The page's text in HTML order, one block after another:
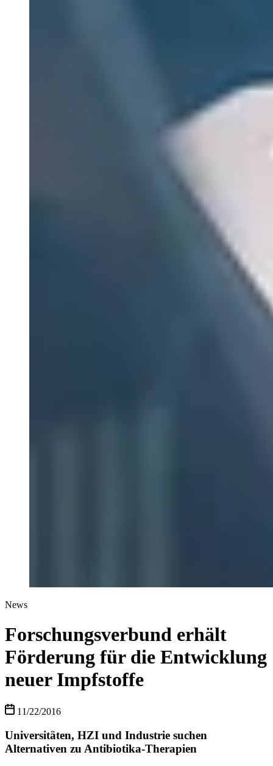
News
Forschungsverbund erhält
Förderung für die Entwicklung
neuer Impfstoffe
11/22/2016
Universitäten, HZI und Industrie suchen
Alternativen zu Antibiotika-Therapien